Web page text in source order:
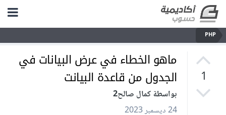
PHP
1
ماهو الخطاء في عرض البيانات في
الجدول من قاعدة البيانت
بواسطة كمال صالح2
24 ديسمبر 2023